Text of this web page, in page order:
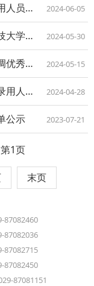
【选调生】福建省2024年度选调生拟录用人员公示公告 2024-06-05
【选调生】江西省2024年从西北农林科技大学选调应届优秀大学毕业生拟录用人员公示... 2024-05-30
山西省2024年定向西北农林科技大学选调优秀高校毕业生拟录用人员公示 2024-05-15
【选调生】云南省2024年定向选调生拟录用人员公示 2024-04-28
公示 2023-07-21
1页
末页
87082460
87082036
87082715
87082450
87081151